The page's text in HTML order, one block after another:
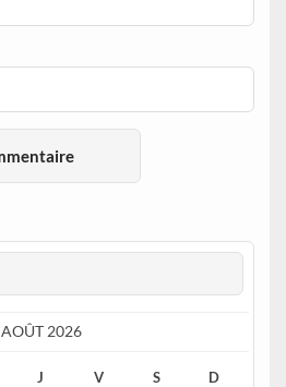
AOÛT 2026
J V S D